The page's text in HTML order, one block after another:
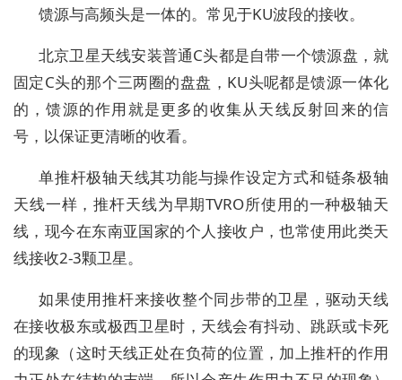
馈源与高频头是一体的。常见于KU波段的接收。
北京卫星天线安装普通C头都是自带一个馈源盘，就
固定C头的那个三两圈的盘盘，KU头呢都是馈源一体化
的，馈源的作用就是更多的收集从天线反射回来的信
号，以保证更清晰的收看。
单推杆极轴天线其功能与操作设定方式和链条极轴
天线一样，推杆天线为早期TVRO所使用的一种极轴天
线，现今在东南亚国家的个人接收户，也常使用此类天
线接收2-3颗卫星。
如果使用推杆来接收整个同步带的卫星，驱动天线
在接收极东或极西卫星时，天线会有抖动、跳跃或卡死
的现象（这时天线正处在负荷的位置，加上推杆的作用